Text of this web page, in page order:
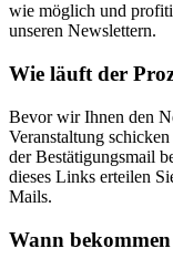
wie möglich und
unseren Newslettern.
Wie läuft der
Bevor wir Ihnen den
Veranstaltung
der Bestätigungsmail
dieses Links erteilen
Mails.
Wann bekommen